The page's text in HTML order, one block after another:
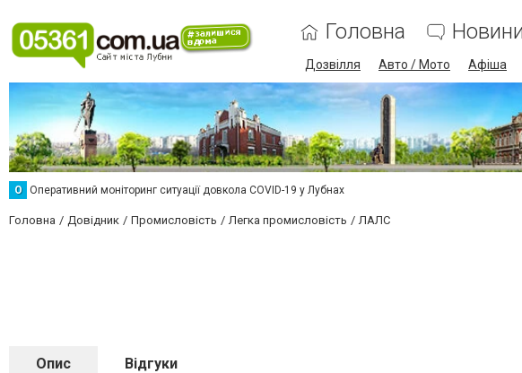
Головна Новини
Дозвілля Авто / Мото Афіша
О Оперативний моніторинг ситуації довкола COVID-19 у Лубнах
Головна Довідник Промисловість Легка промисловість ЛАЛС
Опис Відгуки